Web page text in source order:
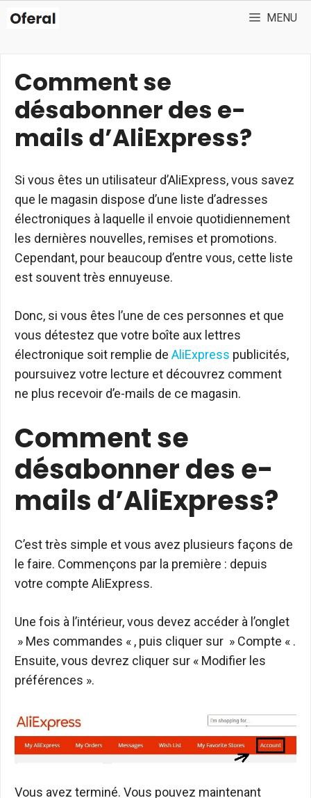
MENU
Comment se
désabonner des e-
mails d’AliExpress?
Si vous êtes un utilisateur d’AliExpress, vous savez
que le magasin dispose d’une liste d’adresses
électroniques à laquelle il envoie quotidiennement
les dernières nouvelles, remises et promotions.
Cependant, pour beaucoup d’entre vous, cette liste
est souvent très ennuyeuse.
Donc, si vous êtes l’une de ces personnes et que
vous détestez que votre boîte aux lettres
électronique soit remplie de AliExpress publicités,
poursuivez votre lecture et découvrez comment
ne plus recevoir d’e-mails de ce magasin.
Comment se
désabonner des e-
mails d’AliExpress?
C’est très simple et vous avez plusieurs façons de
le faire. Commençons par la première : depuis
votre compte AliExpress.
Une fois à l’intérieur, vous devez accéder à l’onglet
» Mes commandes « , puis cliquer sur » Compte « .
Ensuite, vous devrez cliquer sur « Modifier les
préférences ».
Vous avez terminé. Vous pouvez maintenant